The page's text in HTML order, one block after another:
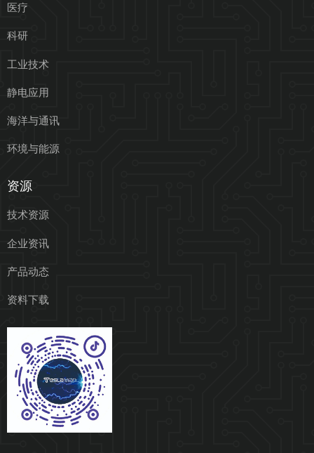
医疗
科研
工业技术
静电应用
海洋与通讯
环境与能源
资源
技术资源
企业资讯
产品动态
资料下载